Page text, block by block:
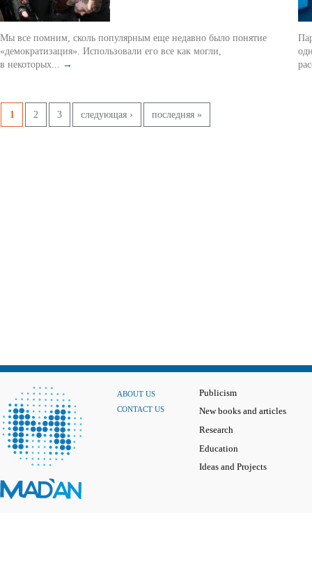
Мы все помним, сколь популярным еще недавно было понятие
«демократизация». Использовали его все как могли,
в некоторых... →
Pages
1 2 3 следующая › последняя »
ABOUT US
CONTACT US
Publicism
New books and articles
Research
Education
Ideas and Projects